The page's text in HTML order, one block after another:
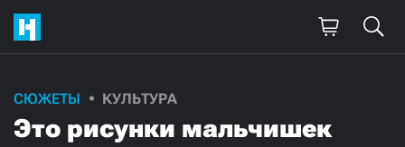
СЮЖЕТЫ КУЛЬТУРА
Это рисунки мальчишек
Поддержите
нашу работу!